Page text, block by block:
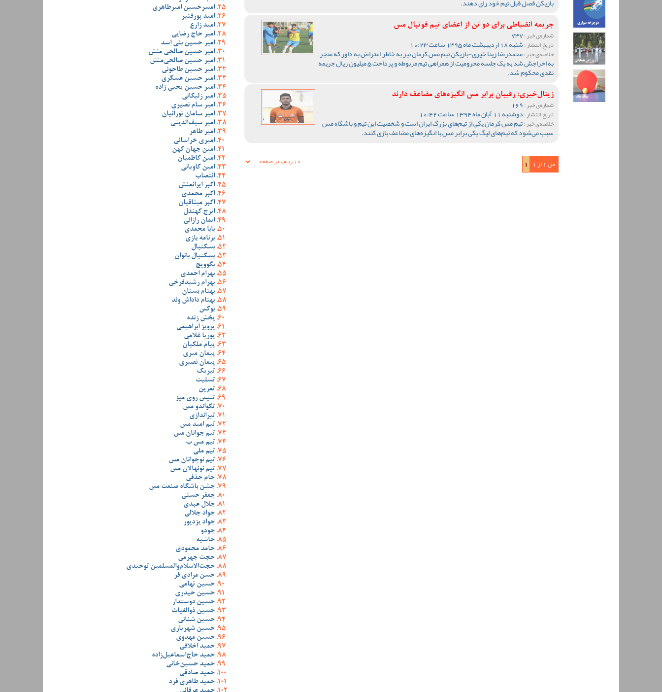
بازیکن فصل قبل تیم خود رای دهند.
جریمه انضباطی برای دو تن از اعضای تیم فوتبال مس
شماره‌ی خبر :737
تاریخ انتشار :شنبه 18 اردیبهشت ماه 1395 ساعت 10:23
خلاصه‌ی خبر :محمدرضا زینا خیری-بازیکن تیم مس کرمان نیز به خاطر اعتراض به داور که منجر
به اخراجش شد به یک جلسه محرومیت از همراهی تیم مربوطه و پرداخت 5 میلیون ریال جریمه
نقدی محکوم شد.
زینال‌خیری: رقیبان برابر مس انگیزه‌های مضاعف دارند
شماره‌ی خبر :
تاریخ انتشار :دوشنبه 11 آبان ماه 1394 ساعت 10:42
خلاصه‌ی خبر :تیم مس کرمان یکی از تیم‌های بزرگ ایران است و شخصیت این تیم و باشگاه مس
سبب می‌شود که تیم‌های لیگ یکی برابر مس با انگیزه‌های مضاعف بازی کنند.
ص 1 از 1 1
امسرحسین امیرطاهری
امید پورقنبر
امید زارع
امیر حاج رضایی
امیر حسین بنی اسد
امیر حسین صالحی منش
امیر حسین صالحی‌منش
امیر حسین طاحونی
امیر حسین عسگری
امیر حسین یحیی زاده
امیر زلیکانی
امیر سام نصیری
امیر سامان تورانیان
امیر سیف‌الدینی
امیر طاهر
امیری خراسانی
امین جهان کهن
امین کاظمیان
امین کاویانی
انتصاب
اکبر ایرانمنش
اکبر محمدی
اکبر میثاقیان
ایرج کهندل
ایمان رازانی
بابا محمدی
برنامه بازی
بسکتبال
بسکتبال بانوان
بگوویچ
بهرام احمدی
بهرام رشیدفرخی
بهنام بستان
بهنام داداش وند
بوکس
پخش زنده
پرویز ابراهیمی
پوریا غلامی
پیام ملکیان
پیمان میری
پیمان نصیری
تبریک
تسلیت
تمرین
تنیس روی میز
تکواندو مس
تیراندازی
تیم امید مس
تیم جوانان مس
تیم مس ب
تیم ملی
تیم نوجوانان مس
تیم نونهالان مس
جام حذفی
جشن باشگاه صنعت مس
جعفر حسنی
جلال عبدی
جواد جلالی
جواد یزدپور
جودو
حاشیه
حامد محمودی
حجت جهرمی
حجت‌الاسلام‌والمسلمین توحیدی
حسن مرادی فر
حسین تهامی
حسین حیدری
حسین دوستدار
حسین ذوالغیاث
حسین شنانی
حسین شهریاری
حسین مهدوی
حمید اخلاقی
حمید حاج‌اسماعیل‌زاده
حمید حسین‌خانی
حمید صادقی
حمید طاهری فرد